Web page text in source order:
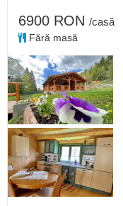
6900 RON /casă
Fără masă